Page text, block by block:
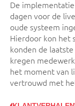
De
dagen voor de
oude systeem
Hierdoor kon het
konden de
kregen
het moment van
vertrouwd met